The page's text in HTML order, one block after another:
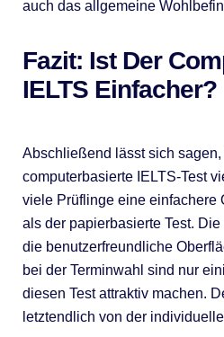
auch das allgemeine
Fazit: Ist Der
IELTS Einfacher?
Abschließend lässt sich sagen,
computerbasierte IELTS-Test
viele Prüflinge eine einfachere
als der papierbasierte Test.
die benutzerfreundliche
bei der Terminwahl sind nur
diesen Test attraktiv machen.
letztendlich von der